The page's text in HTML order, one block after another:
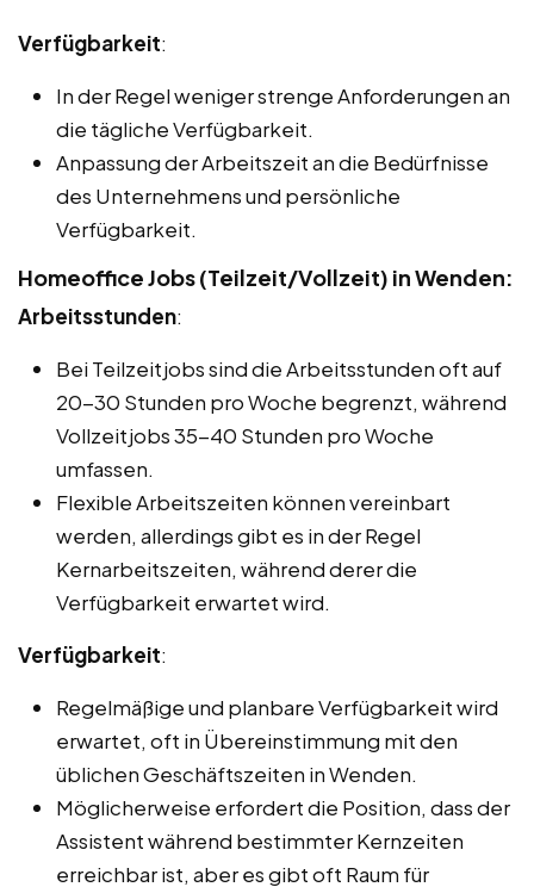
Verfügbarkeit:
In der Regel weniger strenge Anforderungen an
die tägliche Verfügbarkeit.
Anpassung der Arbeitszeit an die Bedürfnisse
des Unternehmens und persönliche
Verfügbarkeit.
Homeoffice Jobs (Teilzeit/Vollzeit) in Wenden:
Arbeitsstunden:
Bei Teilzeitjobs sind die Arbeitsstunden oft auf
20-30 Stunden pro Woche begrenzt, während
Vollzeitjobs 35-40 Stunden pro Woche
umfassen.
Flexible Arbeitszeiten können vereinbart
werden, allerdings gibt es in der Regel
Kernarbeitszeiten, während derer die
Verfügbarkeit erwartet wird.
Verfügbarkeit:
Regelmäßige und planbare Verfügbarkeit wird
erwartet, oft in Übereinstimmung mit den
üblichen Geschäftszeiten in Wenden.
Möglicherweise erfordert die Position, dass der
Assistent während bestimmter Kernzeiten
erreichbar ist, aber es gibt oft Raum für